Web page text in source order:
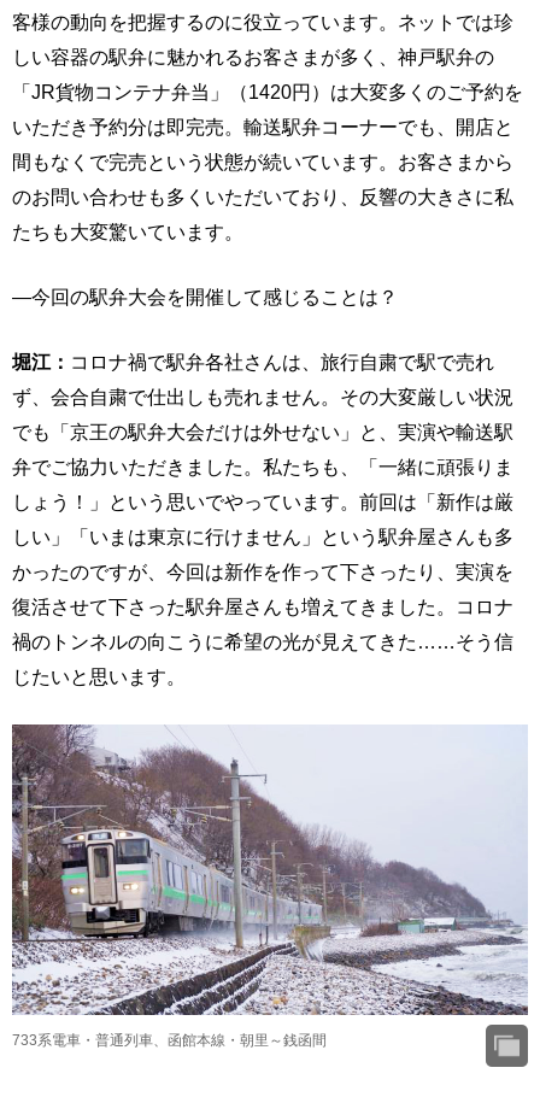
客様の動向を把握するのに役立っています。ネットでは珍
しい容器の駅弁に魅かれるお客さまが多く、神戸駅弁の
「JR貨物コンテナ弁当」（1420円）は大変多くのご予約を
いただき予約分は即完売。輸送駅弁コーナーでも、開店と
間もなくで完売という状態が続いています。お客さまから
のお問い合わせも多くいただいており、反響の大きさに私
たちも大変驚いています。
―今回の駅弁大会を開催して感じることは？
堀江： コロナ禍で駅弁各社さんは、旅行自粛で駅で売れ
ず、会合自粛で仕出しも売れません。その大変厳しい状況
でも「京王の駅弁大会だけは外せない」と、実演や輸送駅
弁でご協力いただきました。私たちも、「一緒に頑張りま
しょう！」という思いでやっています。前回は「新作は厳
しい」「いまは東京に行けません」という駅弁屋さんも多
かったのですが、今回は新作を作って下さったり、実演を
復活させて下さった駅弁屋さんも増えてきました。コロナ
禍のトンネルの向こうに希望の光が見えてきた……そう信
じたいと思います。
733系電車・普通列車、函館本線・朝里～銭函間